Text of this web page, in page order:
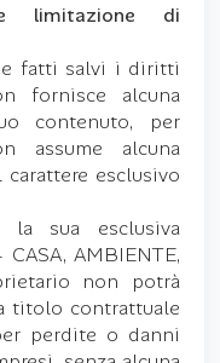
limitazione di
fatti salvi i diritti
fornisce alcuna
contenuto, per
assume alcuna
carattere esclusivo
sua esclusiva
AMBIENTE,
non potrà
titolo contrattuale
perdite o danni